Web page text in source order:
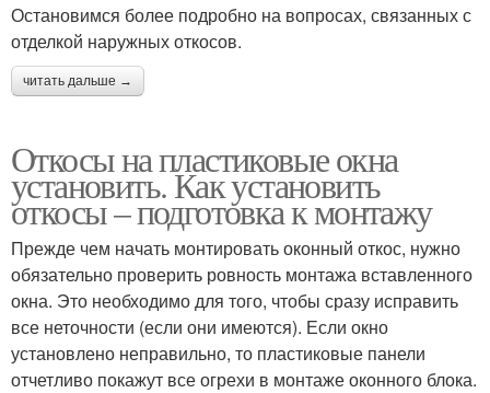
Остановимся более подробно на вопросах, связанных с
отделкой наружных откосов.
читать дальше →
Откосы на пластиковые окна
установить. Как установить
откосы – подготовка к монтажу
Прежде чем начать монтировать оконный откос, нужно
обязательно проверить ровность монтажа вставленного
окна. Это необходимо для того, чтобы сразу исправить
все неточности (если они имеются). Если окно
установлено неправильно, то пластиковые панели
отчетливо покажут все огрехи в монтаже оконного блока.